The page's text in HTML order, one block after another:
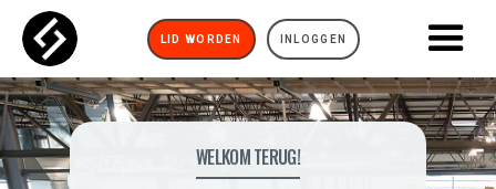
LID WORDEN INLOGGEN
WELKOM TERUG!